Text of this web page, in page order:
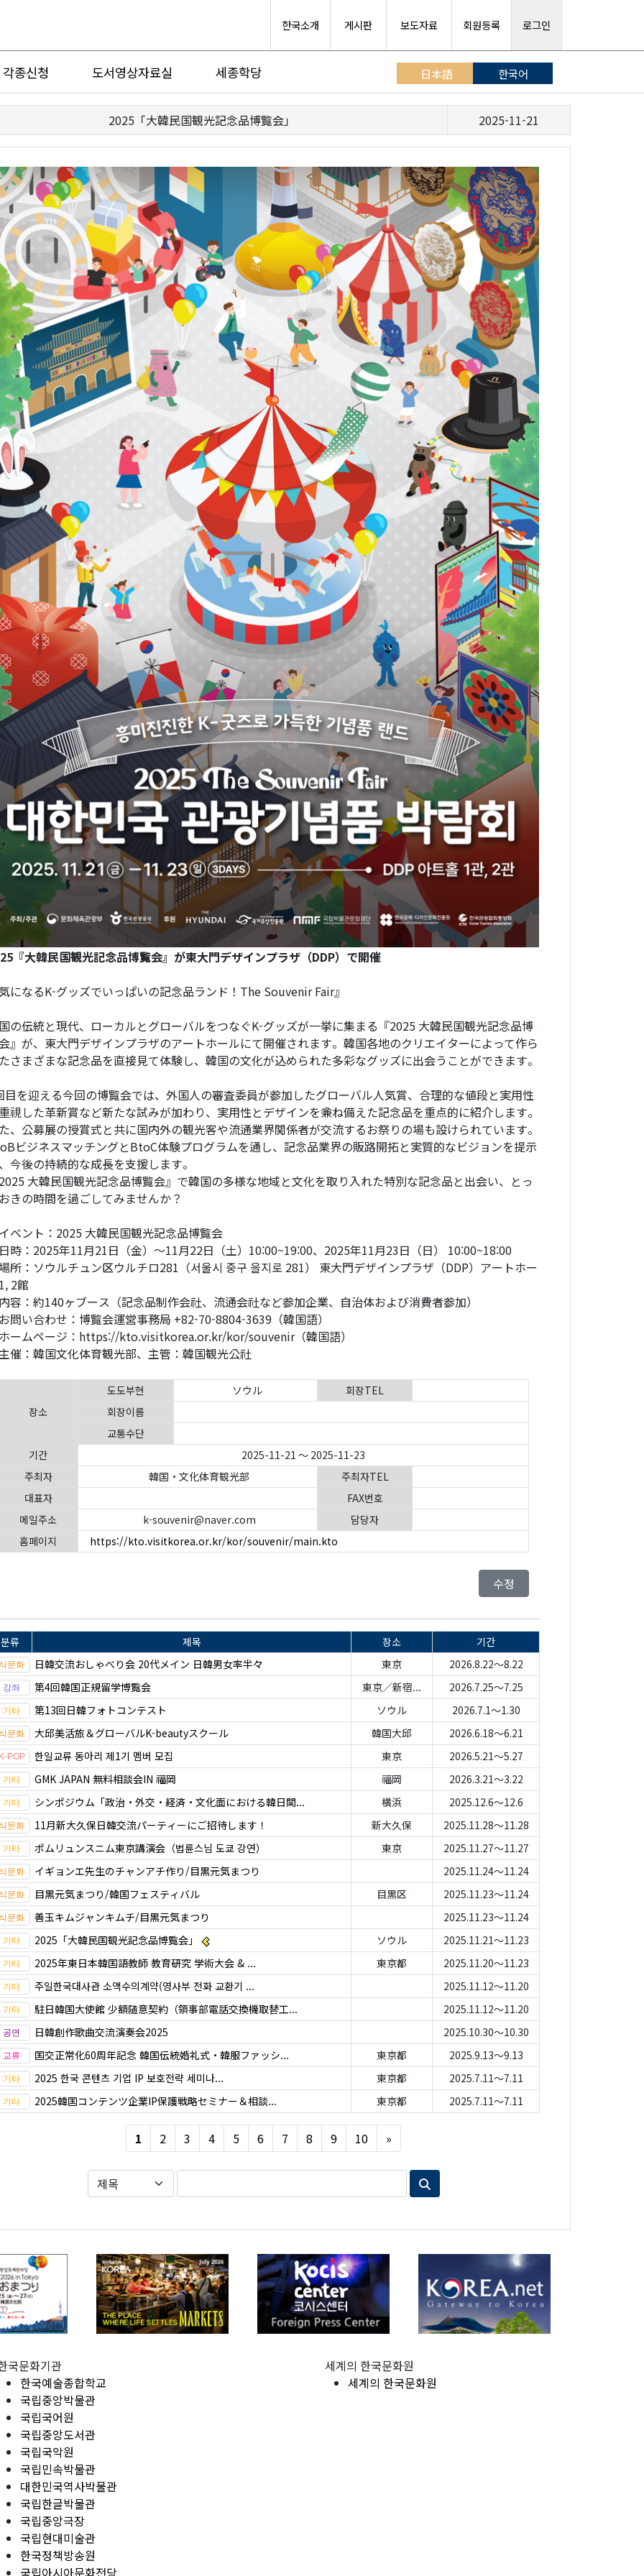
한국소개 게시판 보도자료 회원등록 로그인
각종신청 도서영상자료실 세종학당 日本語 한국어
2025「大韓民国観光記念品博覧会」 2025-11-21
『大韓民国観光記念品博覧会』が東大門デザインプラザ（DDP）で開催
になるK-グッズでいっぱいの記念品ランド！The Souvenir Fair』
の伝統と現代、ローカルとグローバルをつなぐK-グッズが一挙に集まる『2025 大韓民国観光記念品博
』が、東大門デザインプラザのアートホールにて開催されます。韓国各地のクリエイターによって作ら
さまざまな記念品を直接見て体験し、韓国の文化が込められた多彩なグッズに出会うことができます。
目を迎える今回の博覧会では、外国人の審査委員が参加したグローバル人気賞、合理的な値段と実用性
視した革新賞など新たな試みが加わり、実用性とデザインを兼ね備えた記念品を重点的に紹介します。
、公募展の授賞式と共に国内外の観光客や流通業界関係者が交流するお祭りの場も設けられています。
ビジネスマッチングとBtoC体験プログラムを通し、記念品業界の販路開拓と実質的なビジョンを提示
今後の持続的な成長を支援します。
大韓民国観光記念品博覧会』で韓国の多様な地域と文化を取り入れた特別な記念品と出会い、とっ
きの時間を過ごしてみませんか？
ベント：2025 大韓民国観光記念品博覧会
時：2025年11月21日（金）～11月22日（土）10:00~19:00、2025年11月23日（日） 10:00~18:00
所：ソウルチュン区ウルチロ281（서울시 중구 을지로 281） 東大門デザインプラザ（DDP）アートホー
2館
容：約140ヶブース（記念品制作会社、流通会社など参加企業、自治体および消費者参加）
問い合わせ：博覧会運営事務局 +82-70-8804-3639（韓国語）
ームページ：https://kto.visitkorea.or.kr/kor/souvenir（韓国語）
催：韓国文化体育観光部、主管：韓国観光公社
장소
도도부현 ソウル
회장TEL
회장이름
교통수단
기간
2025-11-21 ～ 2025-11-23
주최자
韓国・文化体育観光部
주최자TEL
대표자
FAX번호
메일주소
k-souvenir@naver.com
담당자
홈페이지
https://kto.visitkorea.or.kr/kor/souvenir/main.kto
수정
분류 제목 장소
기간
日韓交流おしゃべり会 20代メイン 日韓男女率半々
東京
2026.8.22～8.22
第4回韓国正規留学博覧会
東京／新宿...
2026.7.25～7.25
第13回日韓フォトコンテスト
ソウル
2026.7.1～1.30
大邱美活旅＆グローバルK-beautyスクール
韓国大邱
2026.6.18～6.21
한일교류 동아리 제1기 멤버 모집
東京
2026.5.21～5.27
GMK JAPAN 無料相談会IN 福岡
福岡
2026.3.21～3.22
シンポジウム「政治・外交・経済・文化面における韓日関...
横浜
2025.12.6～12.6
11月新大久保日韓交流パーティーにご招待します！
新大久保
2025.11.28～11.28
ポムリュンスニム東京講演会（법륜스님 도쿄 강연）
東京
2025.11.27～11.27
イギョンエ先生のチャンアチ作り/目黒元気まつり
2025.11.24～11.24
目黒元気まつり/韓国フェスティバル
目黒区
2025.11.23～11.24
善玉キムジャンキムチ/目黒元気まつり
2025.11.23～11.24
2025「大韓民国観光記念品博覧会」
ソウル
2025.11.21～11.23
2025年東日本韓国語教師 教育研究 学術大会 & ...
東京都
2025.11.20～11.23
주일한국대사관 소액수의계약(영사부 전화 교환기 ...
2025.11.12～11.20
駐日韓国大使館 少額随意契約（領事部電話交換機取替工...
2025.11.12～11.20
日韓創作歌曲交流演奏会2025
2025.10.30～10.30
国交正常化60周年記念 韓国伝統婚礼式・韓服ファッシ...
東京都
2025.9.13～9.13
2025 한국 콘텐츠 기업 IP 보호전략 세미나...
東京都
2025.7.11～7.11
2025韓国コンテンツ企業IP保護戦略セミナー＆相談...
東京都 2025.7.11～7.11
1 2 3 4 5 6 7 8 9 10 »
국문화기관
한국예술종합학교
국립중앙박물관
국립국어원
국립중앙도서관
국립국악원
국립민속박물관
대한민국역사박물관
국립한글박물관
국립중앙극장
국립현대미술관
한국정책방송원
세계의 한국문화원
세계의 한국문화원